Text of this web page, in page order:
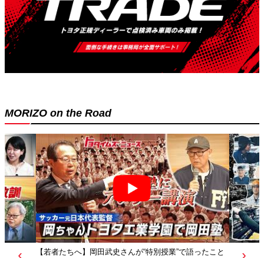
MORIZO on the Road
【トヨタディレクターズカット】クリエイターが工場を